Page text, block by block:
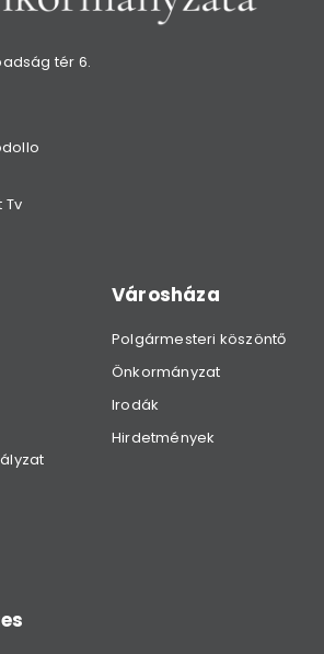
tér 6.
Tv
Városháza
Polgármesteri köszöntő
Önkormányzat
Irodák
Hirdetmények